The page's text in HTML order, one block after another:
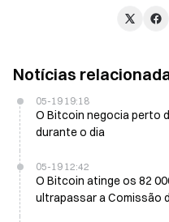
Notícias
05-19 19:18
O Bitcoin negocia perto
durante o dia
05-19 12:42
O Bitcoin atinge os 82
ultrapassar a Comissão